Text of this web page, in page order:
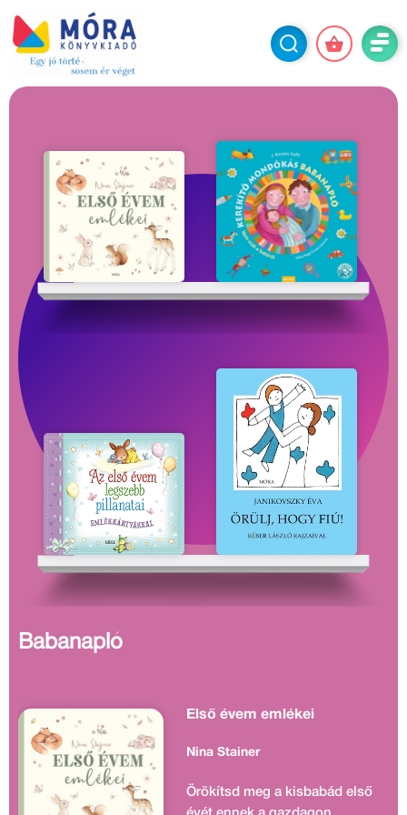
Babanapló
Első évem emlékei
Nina Stainer
Örökítsd meg a kisbabád első